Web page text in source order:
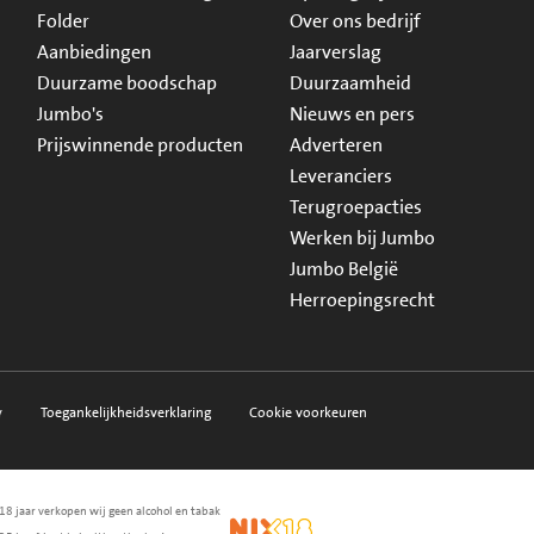
Folder
Aanbiedingen
Duurzame boodschap
Jumbo's
Prijswinnende producten
Over ons bedrijf
Jaarverslag
Duurzaamheid
Nieuws en pers
Adverteren
Leveranciers
Terugroepacties
Werken bij Jumbo
Jumbo België
Herroepingsrecht
Toegankelijkheidsverklaring Cookie voorkeuren
jaar verkopen wij geen alcohol en tabak
NIX18